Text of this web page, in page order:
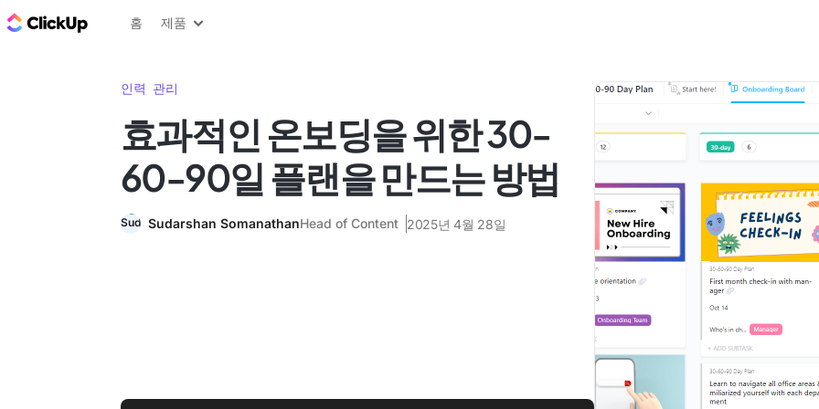
ClickUp 블로그
홈 제품
인력 관리
효과적인 온보딩을 위한 30-
60-90일 플랜을 만드는 방법
Sudarshan SomanathanHead of Content 2025년 4월 28일